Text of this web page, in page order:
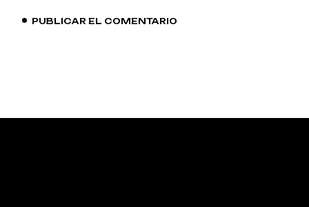
PUBLICAR EL COMENTARIO